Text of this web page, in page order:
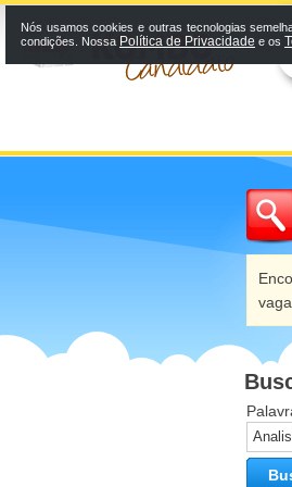
Nós usamos cookies e outras tecnologias
condições. Nossa Política de Privacidade e os